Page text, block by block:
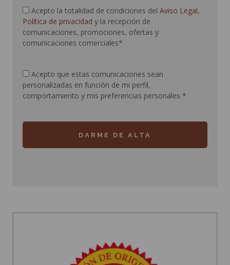
Acepto la totalidad de condiciones del Aviso Legal,
Política de privacidad y la recepción de
comunicaciones, promociones, ofertas y
comunicaciones comerciales*
Acepto que estas comunicaciones sean
personalizadas en función de mi perfil,
comportamiento y mis preferencias personales *
DARME DE ALTA